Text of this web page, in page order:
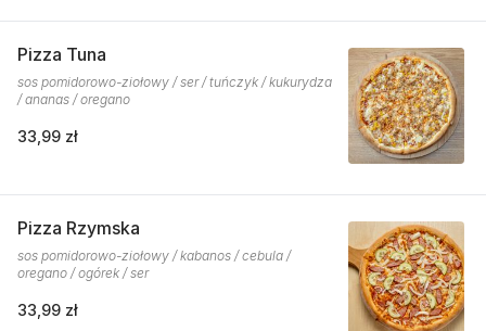
Pizza Tuna
sos pomidorowo-ziołowy / ser / tuńczyk / kukurydza
/ ananas / oregano
33,99 zł
Pizza Rzymska
sos pomidorowo-ziołowy / kabanos / cebula /
oregano / ogórek / ser
33,99 zł